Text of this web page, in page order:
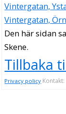
Vintergatan,
Vintergatan,
Den här sidan
Skene.
Tillbaka
Privacy policy